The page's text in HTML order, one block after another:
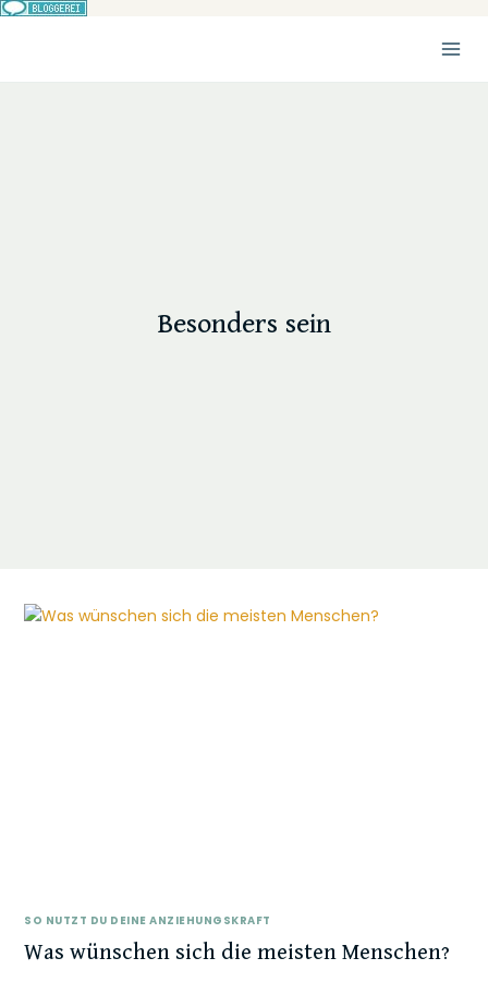
Besonders sein
SO NUTZT DU DEINE ANZIEHUNGSKRAFT
Was wünschen sich die meisten Menschen?